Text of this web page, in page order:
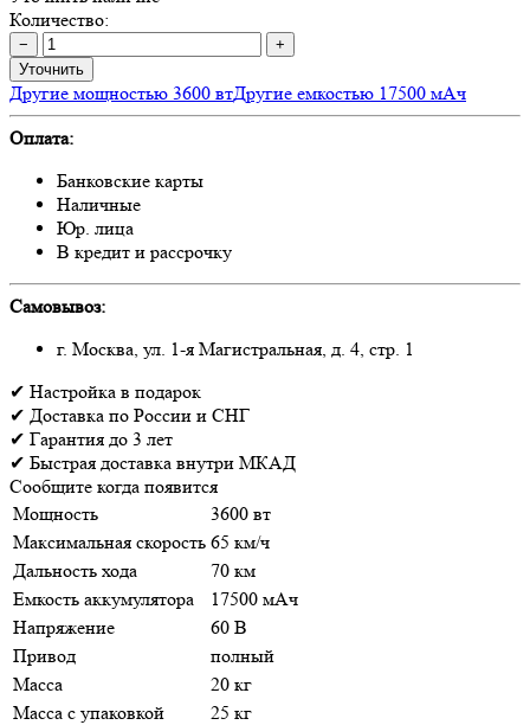
Количество:
−
+
Уточнить
Другие мощностью 3600 втДругие емкостью 17500 мАч
Оплата:
Банковские карты
Наличные
Юр. лица
В кредит и рассрочку
Самовывоз:
г. Москва, ул. 1-я Магистральная, д. 4, стр. 1
✔ Настройка в подарок
✔ Доставка по России и СНГ
✔ Гарантия до 3 лет
✔ Быстрая доставка внутри МКАД
Сообщите когда появится
Мощность
3600 вт
Максимальная скорость 65 км/ч
Дальность хода
70 км
Емкость аккумулятора
17500 мАч
Напряжение
60 В
Привод
полный
Масса
20 кг
Масса с упаковкой
25 кг